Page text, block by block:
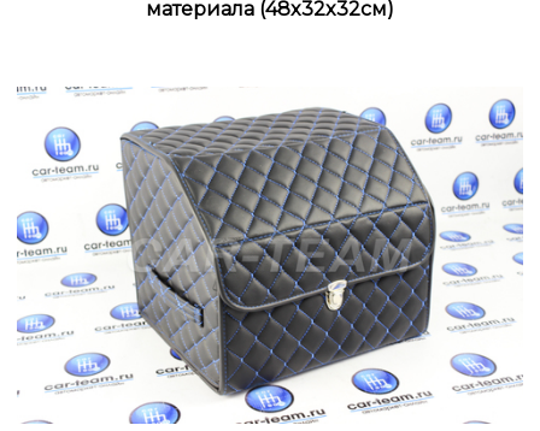
материала (48x32x32см)